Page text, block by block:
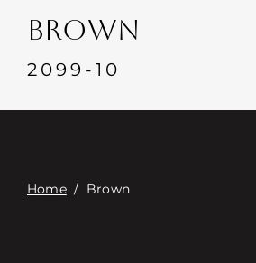
События
Связаться с
BROWN
2099-10
Home/ Brown